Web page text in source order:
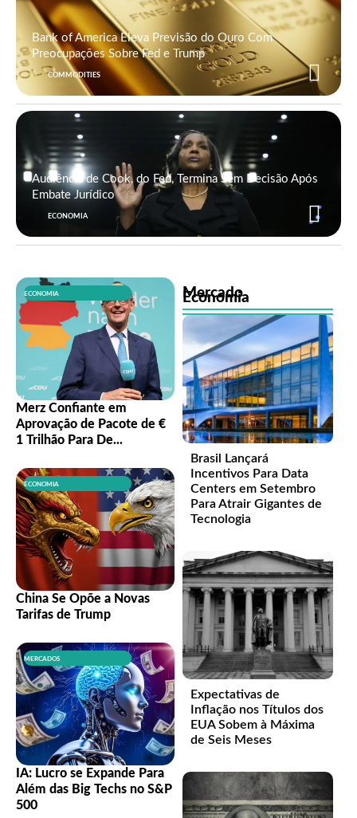
Bank of America Eleva Previsão do Ouro Com
Preocupações Sobre Fed e Trump
COMMODITIES
Audiência de Cook, do Fed, Termina Sem Decisão Após
Embate Jurídico
ECONOMIA
ECONOMIA
Merz Confiante em
Aprovação de Pacote de €
1 Trilhão Para De...
ECONOMIA
China Se Opõe a Novas
Tarifas de Trump
MERCADOS
IA: Lucro se Expande Para
Além das Big Techs no S&P
500
Mercado
Economia
Brasil Lançará
Incentivos Para Data
Centers em Setembro
Para Atrair Gigantes de
Tecnologia
Expectativas de
Inflação nos Títulos dos
EUA Sobem à Máxima
de Seis Meses